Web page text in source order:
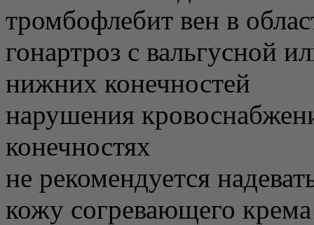
тромбофлебит вен в
гонартроз с вальгусной
нижних конечностей
нарушения
конечностях
не рекомендуется
кожу согревающего